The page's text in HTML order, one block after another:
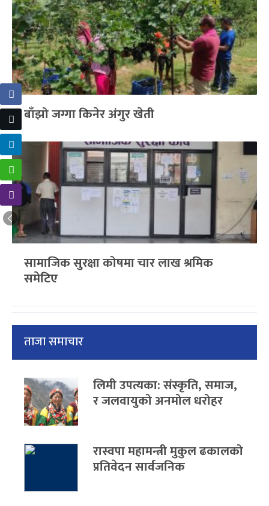
बाँझो जग्गा किनेर अंगुर खेती
सामाजिक सुरक्षा कोषमा चार लाख श्रमिक
समेटिए
ताजा समाचार
लिमी उपत्यका: संस्कृति, समाज,
र जलवायुको अनमोल धरोहर
रास्वपा महामन्त्री मुकुल ढकालको
प्रतिवेदन सार्वजनिक